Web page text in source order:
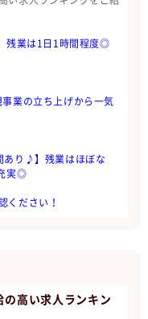
残業は1日1時間程度◎
業の立ち上げから一気
あり♪】残業はほぼな
実◎
ください！
の高い求人ランキン